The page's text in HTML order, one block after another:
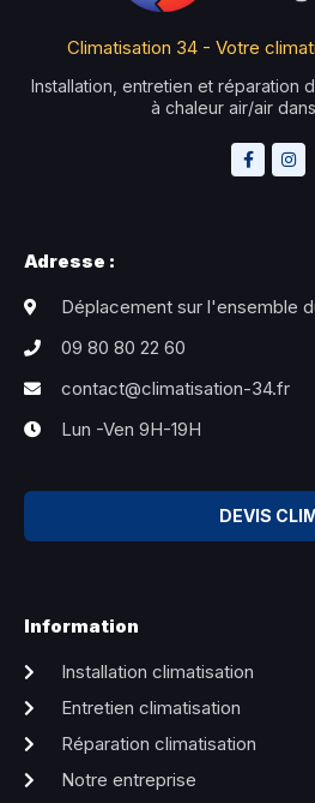
Climatisation 34 - Votre
Installation, entretien et réparation
à chaleur air/air
Adresse :
Déplacement sur l'ensemble
09 80 80 22 60
contact@climatisation-34.fr
Lun -Ven 9H-19H
DEVIS
Information
Installation climatisation
Entretien climatisation
Réparation climatisation
Notre entreprise